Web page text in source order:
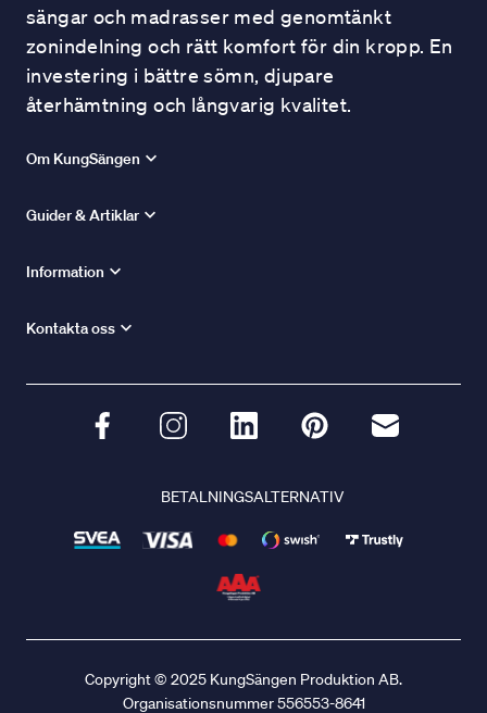
sängar och madrasser med genomtänkt
zonindelning och rätt komfort för din kropp. En
investering i bättre sömn, djupare
återhämtning och långvarig kvalitet.
Om KungSängen
Guider & Artiklar
Information
Kontakta oss
BETALNINGSALTERNATIV
Copyright © 2025 KungSängen Produktion AB.
Organisationsnummer 556553-8641